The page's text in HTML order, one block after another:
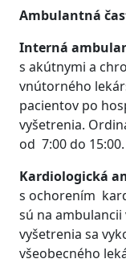
Ambulantná
Interná
s akútnymi a
vnútorného
pacientov po
vyšetrenia.
od 7:00 do 15:00.
Kardiologická
s ochorením
sú na
vyšetrenia sa
všeobecného